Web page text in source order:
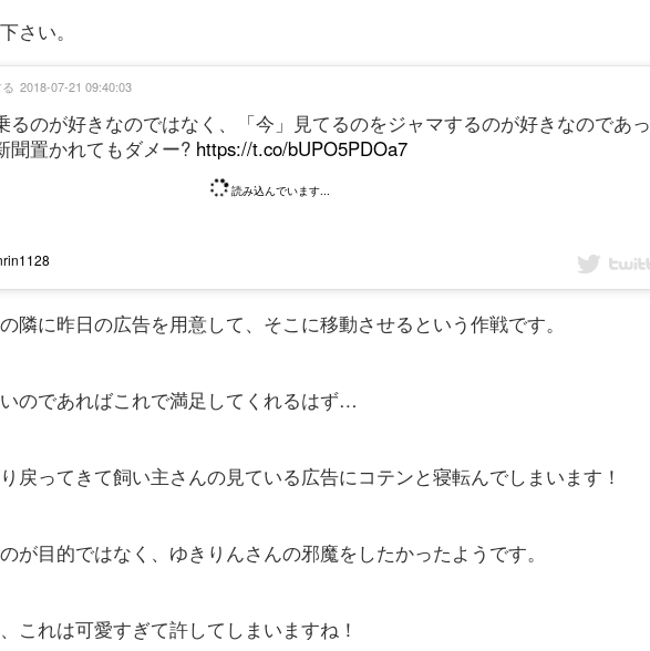
さい。
るのが好きなのではなく、「今」見てるのをジャマするのが好きなのであっ
聞置かれてもダメー? https://t.co/bUPO5PDOa7
読み込んでいます...
2018-07-21 09:40:03
隣に昨日の広告を用意して、そこに移動させるという作戦です。
のであればこれで満足してくれるはず…
戻ってきて飼い主さんの見ている広告にコテンと寝転んでしまいます！
が目的ではなく、ゆきりんさんの邪魔をしたかったようです。
これは可愛すぎて許してしまいますね！